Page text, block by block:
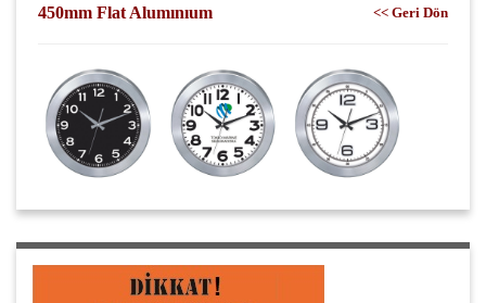
450mm Flat Alumınıum << Geri Dön